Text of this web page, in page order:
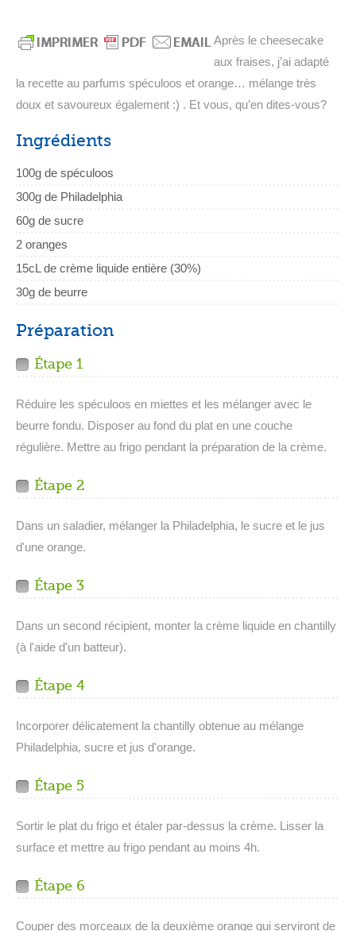
Après le cheesecake
aux fraises, j’ai adapté
la recette au parfums spéculoos et orange… mélange très
doux et savoureux également :) . Et vous, qu’en dites-vous?
Ingrédients
100g de spéculoos
300g de Philadelphia
60g de sucre
2 oranges
15cL de crème liquide entière (30%)
30g de beurre
Préparation
Étape 1
Réduire les spéculoos en miettes et les mélanger avec le
beurre fondu. Disposer au fond du plat en une couche
régulière. Mettre au frigo pendant la préparation de la crème.
Étape 2
Dans un saladier, mélanger la Philadelphia, le sucre et le jus
d'une orange.
Étape 3
Dans un second récipient, monter la crème liquide en chantilly
(à l'aide d'un batteur).
Étape 4
Incorporer délicatement la chantilly obtenue au mélange
Philadelphia, sucre et jus d'orange.
Étape 5
Sortir le plat du frigo et étaler par-dessus la crème. Lisser la
surface et mettre au frigo pendant au moins 4h.
Étape 6
Couper des morceaux de la deuxième orange qui serviront de